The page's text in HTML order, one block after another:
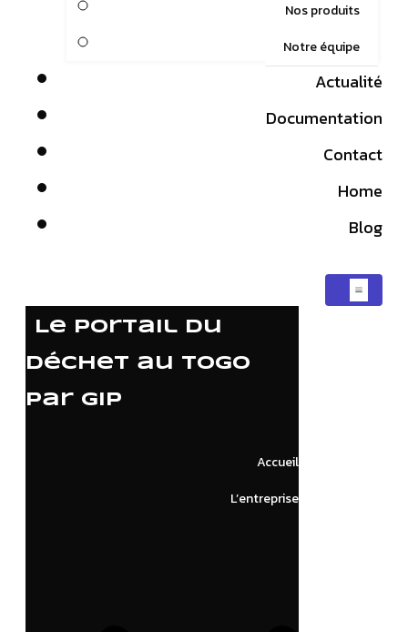
Nos produits
Notre équipe
Actualité
Documentation
Contact
Home
Blog
Le portail du
déchet au Togo
par GIP
Accueil
L’entreprise